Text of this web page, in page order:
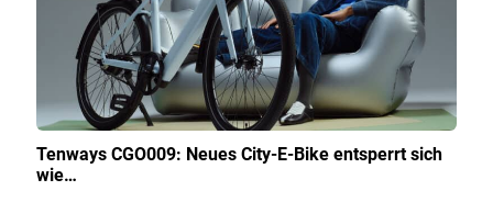
Tenways CGO009: Neues City-E-Bike entsperrt sich
wie…